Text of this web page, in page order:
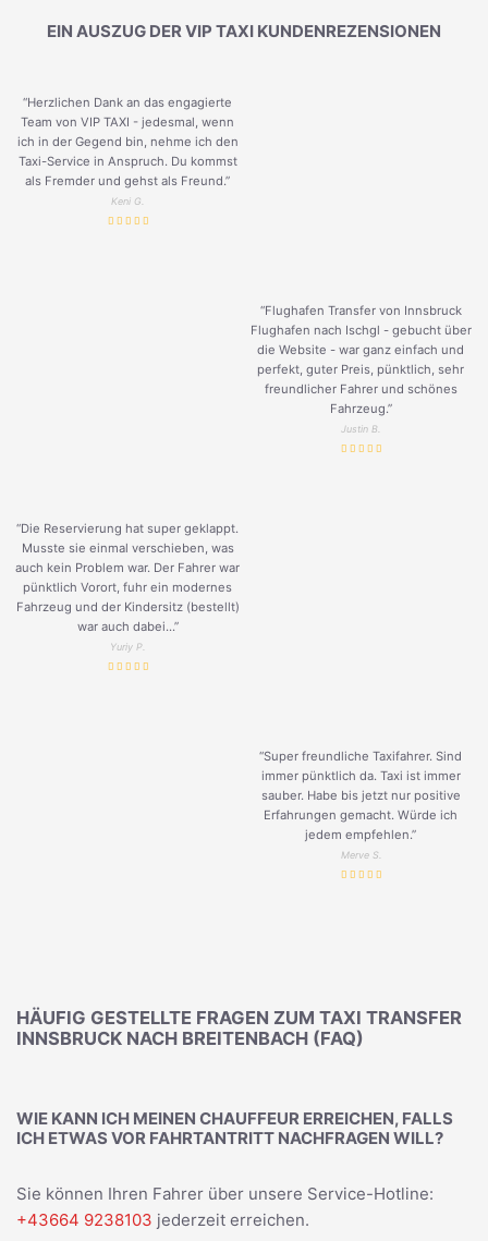
EIN AUSZUG DER VIP TAXI KUNDENREZENSIONEN
“Herzlichen Dank an das engagierte
Team von VIP TAXI - jedesmal, wenn
ich in der Gegend bin, nehme ich den
Taxi-Service in Anspruch. Du kommst
als Fremder und gehst als Freund.”
Keni G.
“Flughafen Transfer von Innsbruck
Flughafen nach Ischgl - gebucht über
die Website - war ganz einfach und
perfekt, guter Preis, pünktlich, sehr
freundlicher Fahrer und schönes
Fahrzeug.”
Justin B.
“Die Reservierung hat super geklappt.
Musste sie einmal verschieben, was
auch kein Problem war. Der Fahrer war
pünktlich Vorort, fuhr ein modernes
Fahrzeug und der Kindersitz (bestellt)
war auch dabei...”
Yuriy P.
“Super freundliche Taxifahrer. Sind
immer pünktlich da. Taxi ist immer
sauber. Habe bis jetzt nur positive
Erfahrungen gemacht. Würde ich
jedem empfehlen.”
Merve S.
HÄUFIG GESTELLTE FRAGEN ZUM TAXI TRANSFER
INNSBRUCK NACH BREITENBACH (FAQ)
WIE KANN ICH MEINEN CHAUFFEUR ERREICHEN, FALLS
ICH ETWAS VOR FAHRTANTRITT NACHFRAGEN WILL?
Sie können Ihren Fahrer über unsere Service-Hotline:
+43664 9238103 jederzeit erreichen.